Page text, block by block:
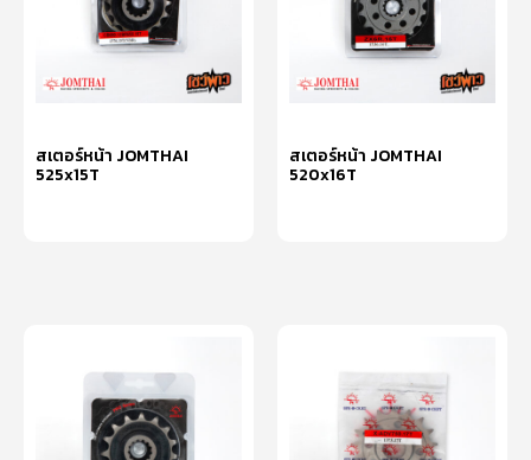
สเตอร์หน้า JOMTHAI
525x15T
สเตอร์หน้า JOMTHAI
520x16T